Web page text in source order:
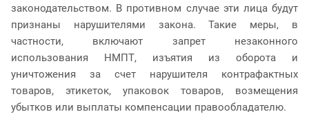
законодательством. В противном случае эти лица будут
признаны нарушителями закона. Такие меры, в
частности, включают запрет незаконного
использования НМПТ, изъятия из оборота и
уничтожения за счет нарушителя контрафактных
товаров, этикеток, упаковок товаров, возмещения
убытков или выплаты компенсации правообладателю.